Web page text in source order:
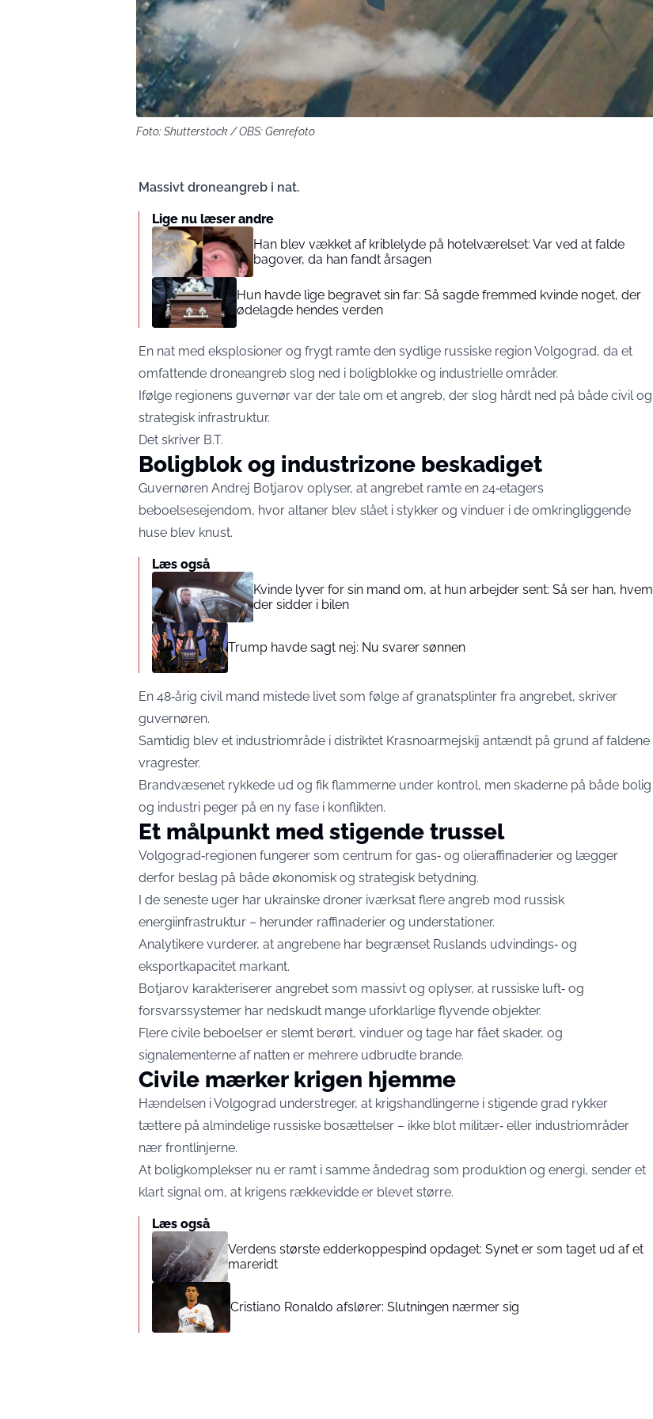
Foto: Shutterstock / OBS: Genrefoto
Massivt droneangreb i nat.
Lige nu læser andre
Han blev vækket af kriblelyde på hotelværelset: Var ved at falde
bagover, da han fandt årsagen
Hun havde lige begravet sin far: Så sagde fremmed kvinde noget, der
ødelagde hendes verden
En nat med eksplosioner og frygt ramte den sydlige russiske region Volgograd, da et
omfattende droneangreb slog ned i boligblokke og industrielle områder.
Ifølge regionens guvernør var der tale om et angreb, der slog hårdt ned på både civil og
strategisk infrastruktur.
Det skriver B.T.
Boligblok og industrizone beskadiget
Guvernøren Andrej Botjarov oplyser, at angrebet ramte en 24‑etagers
beboelsesejendom, hvor altaner blev slået i stykker og vinduer i de omkringliggende
huse blev knust.
Læs også
Kvinde lyver for sin mand om, at hun arbejder sent: Så ser han, hvem
der sidder i bilen
Trump havde sagt nej: Nu svarer sønnen
En 48‑årig civil mand mistede livet som følge af granatsplinter fra angrebet, skriver
guvernøren.
Samtidig blev et industriområde i distriktet Krasnoarmejskij antændt på grund af faldene
vragrester.
Brandvæsenet rykkede ud og fik flammerne under kontrol, men skaderne på både bolig
og industri peger på en ny fase i konflikten.
Et målpunkt med stigende trussel
Volgograd‑regionen fungerer som centrum for gas‑ og olieraffinaderier og lægger
derfor beslag på både økonomisk og strategisk betydning.
I de seneste uger har ukrain­ske droner iværksat flere angreb mod russisk
energiinfrastruktur – herunder raffinaderier og understationer.
Analytikere vurderer, at angrebene har begrænset Ruslands udvindings‑ og
eksportkapacitet markant.
Botjarov karakteriserer angrebet som massivt og oplyser, at rus­siske luft‑ og
forsvarssystemer har nedskudt mange uforklarlige flyvende objekter.
Flere civile beboelser er slemt berørt, vinduer og tage har fået skader, og
signalementerne af natten er mehrere udbrudte brande.
Civile mærker krigen hjemme
Hændelsen i Volgograd understreger, at krigshandlingerne i stigende grad rykker
tættere på almindelige russiske bosættelser – ikke blot militær‑ eller industriområder
nær frontlinjerne.
At boligkomplekser nu er ramt i samme åndedrag som produktion og energi, sender et
klart signal om, at krigens rækkevidde er blevet større.
Læs også
Verdens største edderkoppespind opdaget: Synet er som taget ud af et
mareridt
Cristiano Ronaldo afslører: Slutningen nærmer sig